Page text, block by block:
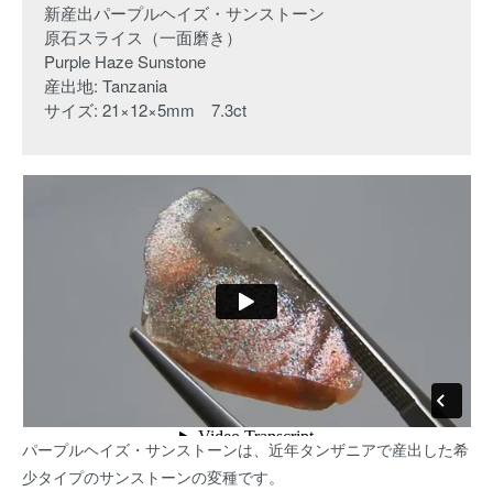
新産出パープルヘイズ・サンストーン
原石スライス（一面磨き）
Purple Haze Sunstone
産出地: Tanzania
サイズ: 21×12×5mm 7.3ct
パープルヘイズ・サンストーンは、近年タンザニアで産出した希
少タイプのサンストーンの変種です。